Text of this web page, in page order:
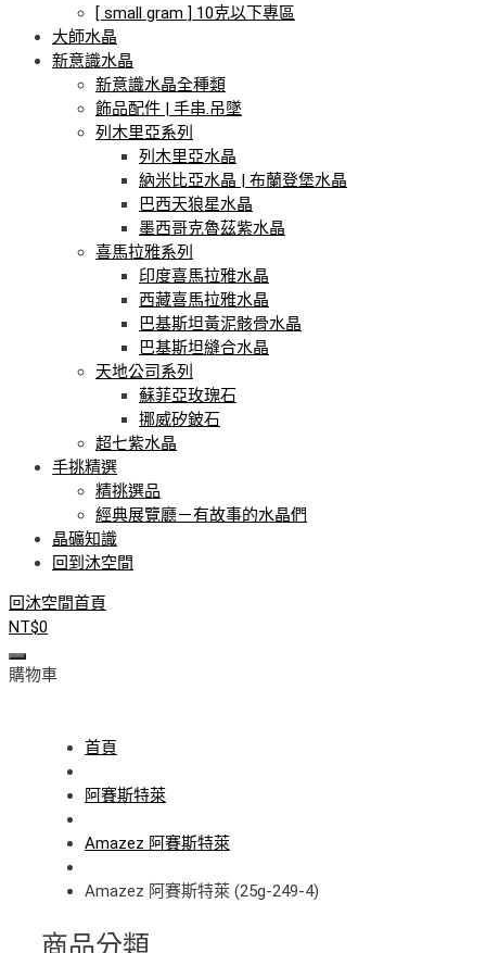
[ small gram ] 10克以下專區
大師水晶
新意識水晶
新意識水晶全種類
飾品配件 | 手串.吊墜
列木里亞系列
列木里亞水晶
納米比亞水晶 | 布蘭登堡水晶
巴西天狼星水晶
墨西哥克魯茲紫水晶
喜馬拉雅系列
印度喜馬拉雅水晶
西藏喜馬拉雅水晶
巴基斯坦黃泥骸骨水晶
巴基斯坦縫合水晶
天地公司系列
蘇菲亞玫瑰石
挪威矽鈹石
超七紫水晶
手挑精選
精挑選品
經典展覽廳－有故事的水晶們
晶礦知識
回到沐空間
回沐空間首頁
NT$0
購物車
首頁
阿賽斯特萊
Amazez 阿賽斯特萊
Amazez 阿賽斯特萊 (25g-249-4)
商品分類